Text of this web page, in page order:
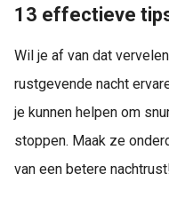
13 effectieve
Wil je af van dat
rustgevende nacht
je kunnen helpen om
stoppen. Maak ze
van een betere